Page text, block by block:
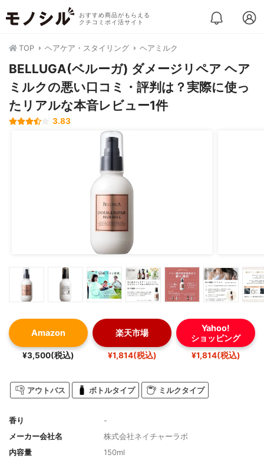
おすすめ商品がもらえる
クチコミポイ活サイト
TOP ヘアケア・スタイリング ヘアミルク
BELLUGA(ベルーガ) ダメージリペア ヘア
ミルクの悪い口コミ・評判は？実際に使っ
たリアルな本音レビュー1件
3.83
Amazon
¥3,500(税込)
楽天市場
¥1,814(税込)
Yahoo!
ショッピング
¥1,814(税込)
アウトバス ボトルタイプ ミルクタイプ
香り
-
メーカー会社名
株式会社ネイチャーラボ
内容量
150ml